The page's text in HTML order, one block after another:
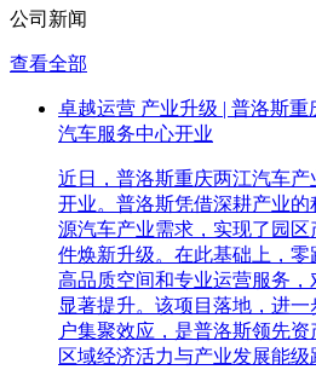
公司新闻
查看全部
卓越运营 产业升级 | 普洛斯
汽车服务中心开业
近日，普洛斯重庆两江汽车
开业。普洛斯凭借深耕产业
源汽车产业需求，实现了园
件焕新升级。在此基础上，
高品质空间和专业运营服务
显著提升。该项目落地，进
户集聚效应，是普洛斯领先
区域经济活力与产业发展能级